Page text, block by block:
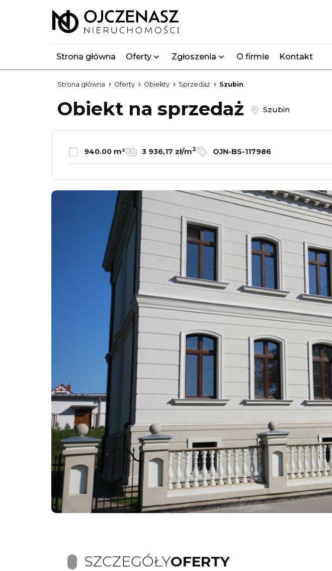
Strona główna Oferty Zgłoszenia O firmie Kontakt
Strona główna Oferty Obiekty Sprzedaż Szubin
Obiekt na sprzedaż Szubin
940.00 m² 3 936,17 zł/m2 OJN-BS-117986
SZCZEGÓŁYOFERTY